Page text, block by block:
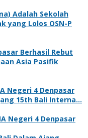
Adalah Sekolah
yang Lolos OSN-P
Berhasil Rebut
Asia Pasifik
Negeri 4 Denpasar
15th Bali Interna…
Negeri 4 Denpasar